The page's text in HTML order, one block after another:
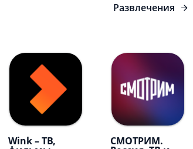
Развлечения
Wink – ТВ, СМОТРИМ.